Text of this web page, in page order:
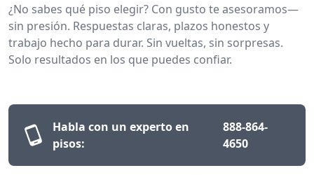
¿No sabes qué piso elegir? Con gusto te asesoramos—
sin presión. Respuestas claras, plazos honestos y
trabajo hecho para durar. Sin vueltas, sin sorpresas.
Solo resultados en los que puedes confiar.
Habla con un experto en
pisos:
888-864-
4650